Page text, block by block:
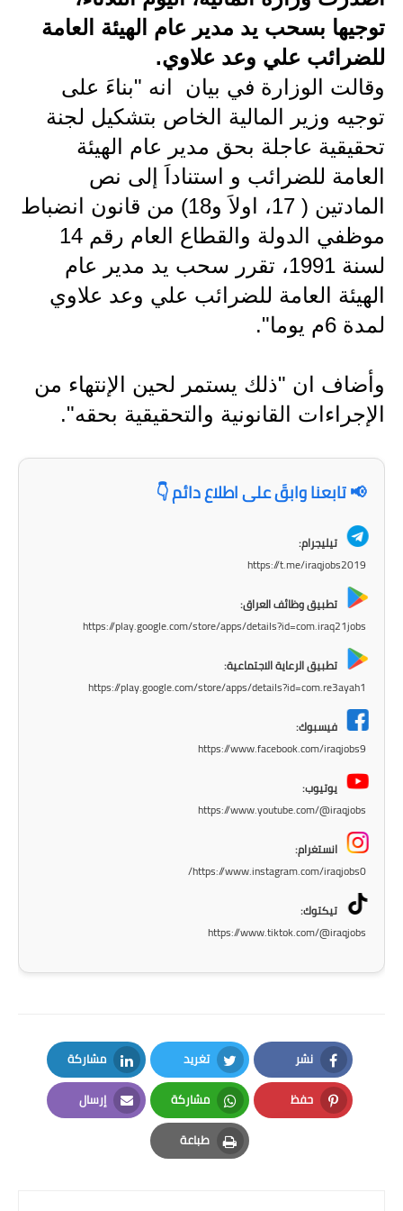
الاخبار الاقتصادية
الاخبار الرياضية
المدارس
اخبار وقرارات وزارة التربية
نتائج الامتحانات
المرحلة الابتدائية
المرحلة المتوسطة
المرحلة الابتدائية
المرحلة الاعدادية
كتب مدرسية
المرحلة الابتدائية
المرحلة المتوسطة
المرحلة الاعدادية
توجيها بسحب يد مدير عام الهيئة العامة
للضرائب علي وعد علاوي.
وقالت الوزارة في بيان انه "بناءَ على
توجيه وزير المالية الخاص بتشكيل لجنة
تحقيقية عاجلة بحق مدير عام الهيئة
العامة للضرائب و استناداَ إلى نص
المادتين ( 17، اولاَ و18) من قانون انضباط
موظفي الدولة والقطاع العام رقم 14
لسنة 1991، تقرر سحب يد مدير عام
الهيئة العامة للضرائب علي وعد علاوي
لمدة 6م يوما".
وأضاف ان "ذلك يستمر لحين الإنتهاء من
الإجراءات القانونية والتحقيقية بحقه".
📢 تابعنا وابقَ على اطلاع دائم 👇
تيليجرام:
https://t.me/iraqjobs2019
تطبيق وظائف العراق:
https://play.google.com/store/apps/details?id=com.iraq21jobs
تطبيق الرعاية الاجتماعية:
https://play.google.com/store/apps/details?id=com.re3ayah1
فيسبوك:
https://www.facebook.com/iraqjobs9
يوتيوب:
https://www.youtube.com/@iraqjobs
انستغرام:
https://www.instagram.com/iraqjobs0/
تيكتوك:
https://www.tiktok.com/@iraqjobs
نشر
Facebook
تغريد
Twitter
مشاركة
LinkedIn
حفظ
Pinterest
مشاركة
Whatsapp
إرسال
Email
طباعة
Print